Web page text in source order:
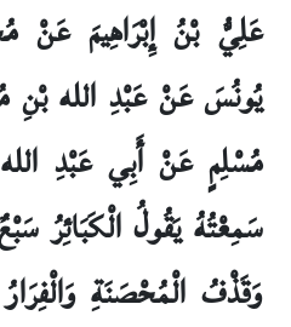
عَلِيُّ بْنُ إِبْرَاهِيمَ
يُونُسَ عَنْ عَبْدِ الله
مُسْلِمٍ عَنْ أَبِي عَبْدِ
سَمِعْتُهُ يَقُولُ الْكَبَائِرُ
وَقَذْفُ الْمُحْصَنَةِ